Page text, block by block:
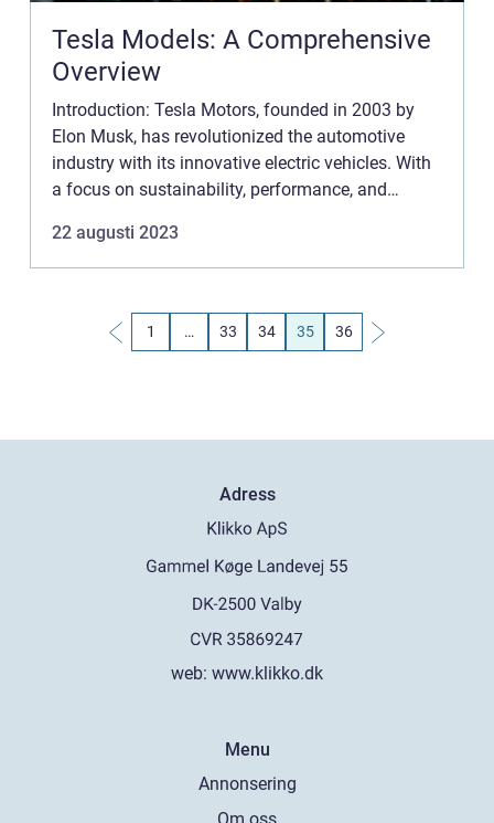
Tesla Models: A Comprehensive
Overview
Introduction: Tesla Motors, founded in 2003 by
Elon Musk, has revolutionized the automotive
industry with its innovative electric vehicles. With
a focus on sustainability, performance, and
popularity ...
22 augusti 2023
1 … 33 34 35 36
Adress
web: www.klikko.dk
Menu
Annonsering